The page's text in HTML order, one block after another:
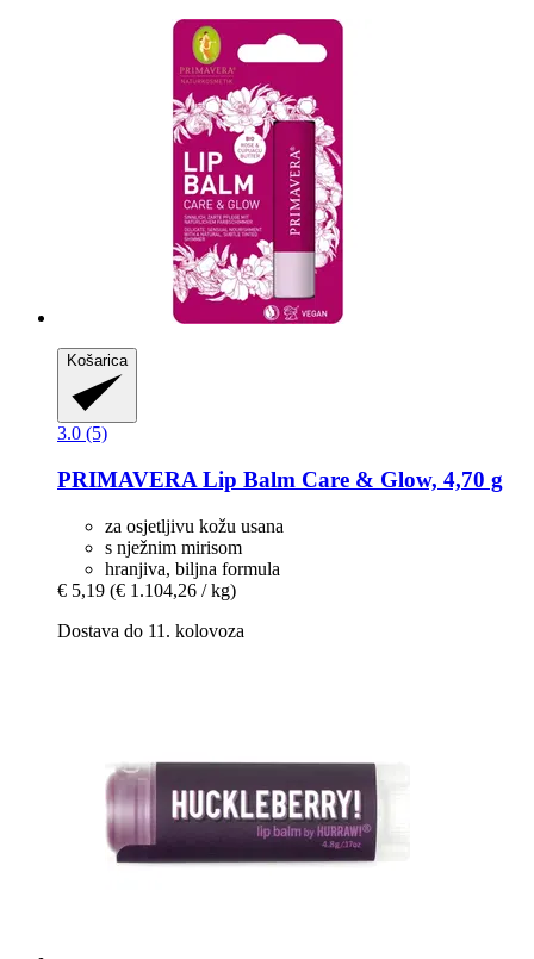
Košarica
3.0 (5)
PRIMAVERA Lip Balm Care & Glow, 4,70 g
za osjetljivu kožu usana
s nježnim mirisom
hranjiva, biljna formula
€ 5,19 (€ 1.104,26 / kg)
Dostava do 11. kolovoza